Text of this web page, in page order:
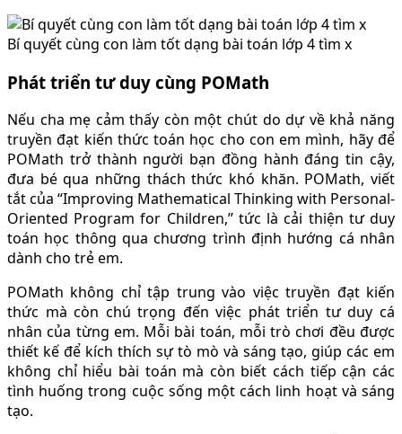
Bí quyết cùng con làm tốt dạng bài toán lớp 4 tìm x
Phát triển tư duy cùng POMath
Nếu cha mẹ cảm thấy còn một chút do dự về khả năng
truyền đạt kiến thức toán học cho con em mình, hãy để
POMath trở thành người bạn đồng hành đáng tin cậy,
đưa bé qua những thách thức khó khăn. POMath, viết
tắt của “Improving Mathematical Thinking with Personal-
Oriented Program for Children,” tức là cải thiện tư duy
toán học thông qua chương trình định hướng cá nhân
dành cho trẻ em.
POMath không chỉ tập trung vào việc truyền đạt kiến
thức mà còn chú trọng đến việc phát triển tư duy cá
nhân của từng em. Mỗi bài toán, mỗi trò chơi đều được
thiết kế để kích thích sự tò mò và sáng tạo, giúp các em
không chỉ hiểu bài toán mà còn biết cách tiếp cận các
tình huống trong cuộc sống một cách linh hoạt và sáng
tạo.